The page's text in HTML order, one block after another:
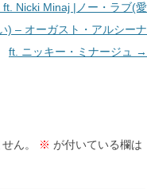
ft. Nicki Minaj |ノー・ラブ(愛
) – オーガスト・アルシーナ
ft. ニッキー・ミナージュ
→
ん。 ※ が付いている欄は